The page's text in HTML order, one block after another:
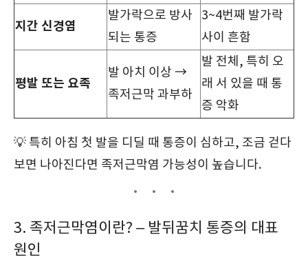
지간 신경염
발가락으로 방사
되는 통증
3~4번째 발가락
사이 흔함
평발 또는 요족
발 아치 이상 →
족저근막 과부하
발 전체, 특히 오
래 서 있을 때 통
증 악화
💡 특히 아침 첫 발을 디딜 때 통증이 심하고, 조금 걷다
보면 나아진다면 족저근막염 가능성이 높습니다.
3. 족저근막염이란? – 발뒤꿈치 통증의 대표
원인